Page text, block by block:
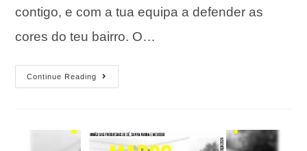
contigo, e com a tua equipa a defender as
cores do teu bairro. O…
Continue Reading